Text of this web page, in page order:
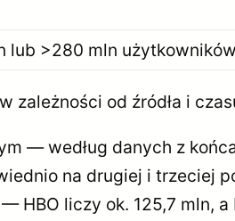
lub >280 mln
od źródła i
— według danych z końca
na drugiej i trzeciej
HBO liczy ok. 125,7 mln,